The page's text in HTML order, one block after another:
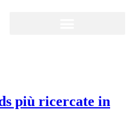
più ricercate in